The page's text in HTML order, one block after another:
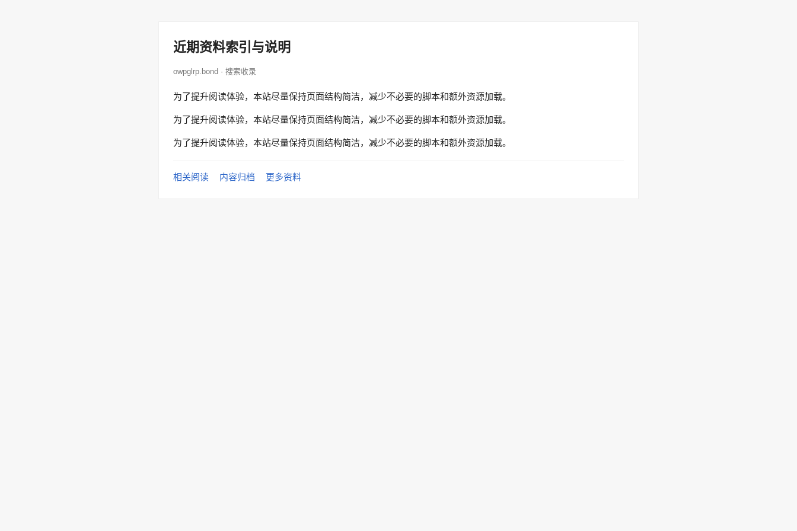
近期资料索引与说明
owpglrp.bond · 搜索收录
为了提升阅读体验，本站尽量保持页面结构简洁，减少不必要的脚本和额外资源加载。
为了提升阅读体验，本站尽量保持页面结构简洁，减少不必要的脚本和额外资源加载。
为了提升阅读体验，本站尽量保持页面结构简洁，减少不必要的脚本和额外资源加载。
相关阅读 内容归档 更多资料